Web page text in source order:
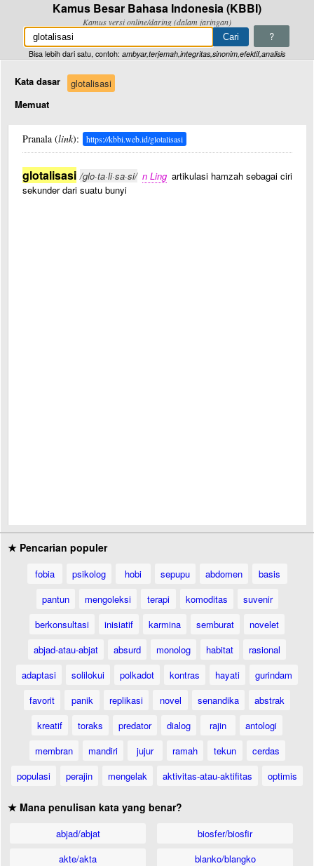
Kamus Besar Bahasa Indonesia (KBBI)
Kamus versi online/daring (dalam jaringan)
?
Bisa lebih dari satu, contoh: ambyar,terjemah,integritas,sinonim,efektif,analisis
Kata dasar
glotalisasi
Memuat
Pranala (link): https://kbbi.web.id/glotalisasi
glotalisasi /glo·ta·li·sa·si/ n Ling artikulasi hamzah sebagai ciri
sekunder dari suatu bunyi
★ Pencarian populer
fobia psikolog hobi sepupu abdomen
basis
pantun
mengoleksi terapi komoditas
suvenir
berkonsultasi
inisiatif karmina semburat
novelet
abjad-atau-abjat
absurd monolog habitat
rasional
adaptasi
solilokui polkadot kontras hayati
gurindam
favorit
panik replikasi novel senandika
abstrak
kreatif
toraks predator dialog rajin
antologi
membran
mandiri jujur ramah tekun
cerdas
populasi
perajin mengelak aktivitas-atau-aktifitas optimis
★ Mana penulisan kata yang benar?
abjad/abjat
akte/akta
biosfer/biosfir
blanko/blangko